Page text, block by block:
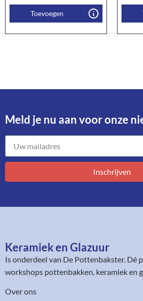
Toevoegen
Meld je nu aan voor onze
Inschrijven
Keramiek en Glazuur​
Is onderdeel van De Pottenbakster. Dé
workshops pottenbakken, keramiek en
Over ons